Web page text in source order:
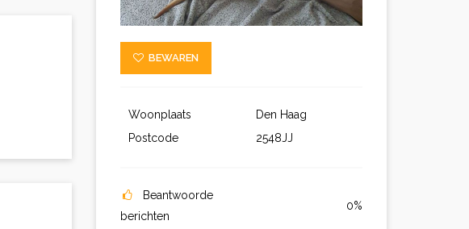
BEWAREN
Woonplaats
Den Haag
Postcode
2548JJ
Beantwoorde
berichten
0%